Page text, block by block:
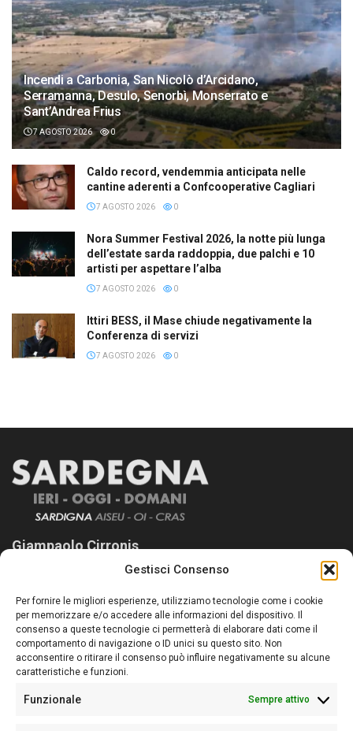
Gestisci Consenso
Per fornire le migliori esperienze, utilizziamo tecnologie come i cookie
per memorizzare e/o accedere alle informazioni del dispositivo. Il
consenso a queste tecnologie ci permetterà di elaborare dati come il
comportamento di navigazione o ID unici su questo sito. Non
acconsentire o ritirare il consenso può influire negativamente su alcune
caratteristiche e funzioni.
Funzionale Sempre attivo
Incendi a Carbonia, San Nicolò d’Arcidano,
Serramanna, Desulo, Senorbì, Monserrato e
Sant’Andrea Frius
7 AGOSTO 2026 0
Caldo record, vendemmia anticipata nelle
cantine aderenti a Confcooperative Cagliari
7 AGOSTO 2026 0
Nora Summer Festival 2026, la notte più lunga
dell’estate sarda raddoppia, due palchi e 10
artisti per aspettare l’alba
7 AGOSTO 2026 0
Ittiri BESS, il Mase chiude negativamente la
Conferenza di servizi
7 AGOSTO 2026 0
Giampaolo Cirronis
Sardegna Ieri-Oggi-Domani nasce per informare “liberamente” i
lettori su quanto accade in Sardegna, con un occhio rivolto al
nostro passato e, soprattutto, al nostro futuro
Follow Us